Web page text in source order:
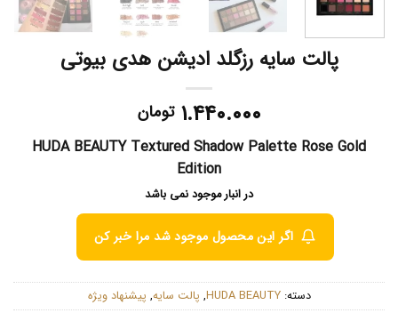
پالت سایه رزگلد ادیشن هدی بیوتی
۱.۴۴۰.۰۰۰ تومان
HUDA BEAUTY Textured Shadow Palette Rose Gold
Edition
در انبار موجود نمی باشد
اگر این محصول موجود شد مرا خبر کن
دسته:HUDA BEAUTY
, پالت سایه, پیشنهاد ویژه